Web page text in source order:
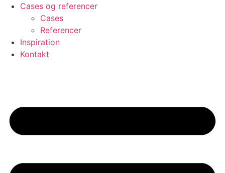
Cases og referencer
Cases
Referencer
Inspiration
Kontakt